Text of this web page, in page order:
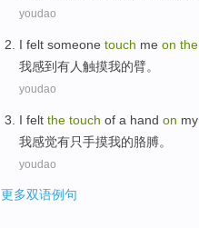
youdao
I felt someone touch me on the
我感到有人触摸我的臂。
youdao
I felt the touch of a hand on my
我感觉有只手摸我的胳膊。
youdao
更多双语例句